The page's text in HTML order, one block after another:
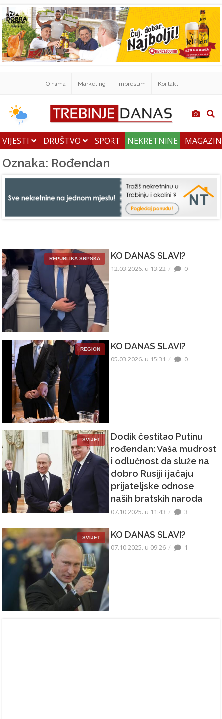
O nama Marketing Impresum Kontakt
VIJESTI DRUŠTVO SPORT NEKRETNINE
Oznaka: Rođendan
REPUBLIKA SRPSKA KO DANAS SLAVI?
12.03.2026. u 13:22 0
REGION KO DANAS SLAVI?
05.03.2026. u 15:31 0
SVIJET
Dodik čestitao Putinu
rođendan: Vaša mudrost
i odlučnost da služe na
dobro Rusiji i jačaju
prijateljske odnose
naših bratskih naroda
07.10.2025. u 11:43 3
SVIJET KO DANAS SLAVI?
07.10.2025. u 09:26 1